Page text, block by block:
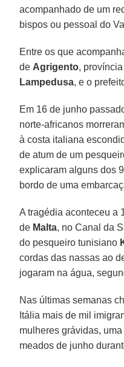
acompanhado de um
bispos ou pessoal do
Entre os que
de Agrigento,
Lampedusa, e o
Em 16 de junho
norte-africanos
à costa italiana
de atum de um
explicaram alguns dos
bordo de uma
A tragédia aconteceu a
de Malta, no Canal da
do pesqueiro tunisiano
cordas das nassas ao
jogaram na água,
Nas últimas semanas
Itália mais de mil
mulheres grávidas,
meados de junho